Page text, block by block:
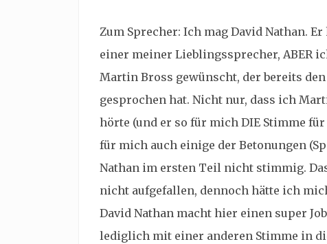
Zum Sprecher: Ich mag David Nathan.
einer meiner Lieblingssprecher, ABER
Martin Bross gewünscht, der bereits
gesprochen hat. Nicht nur, dass ich
hörte (und er so für mich DIE Stimme
für mich auch einige der Betonungen
Nathan im ersten Teil nicht stimmig.
nicht aufgefallen, dennoch hätte ich
David Nathan macht hier einen super
lediglich mit einer anderen Stimme in